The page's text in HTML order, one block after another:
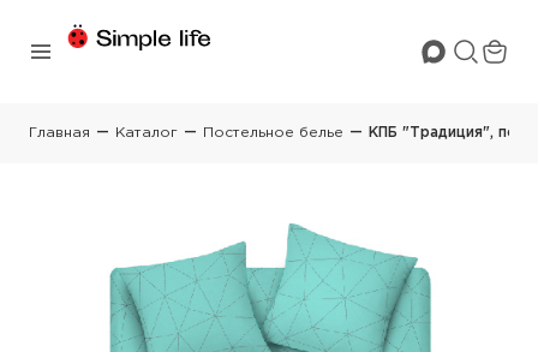
Главная Каталог Постельное белье КПБ "Традиция",